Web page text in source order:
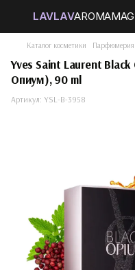
Каталог косметики Парфюмерия
Yves Saint Laurent
Опиум), 90 ml
Артикул: YSL-B-3958